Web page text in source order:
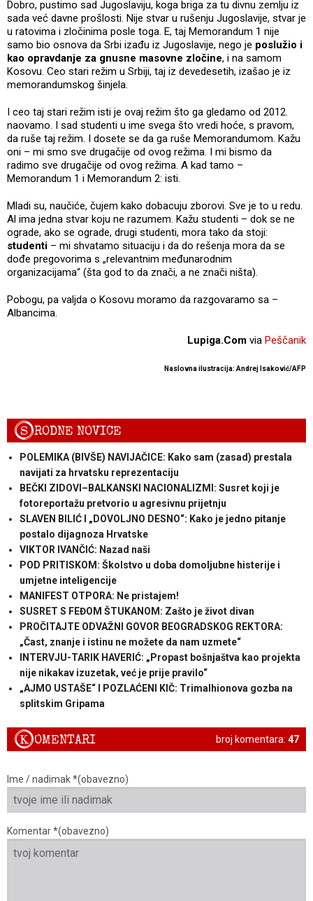
Dobro, pustimo sad Jugoslaviju, koga briga za tu divnu zemlju iz
sada već davne prošlosti. Nije stvar u rušenju Jugoslavije, stvar je
u ratovima i zločinima posle toga. E, taj Memorandum 1 nije
samo bio osnova da Srbi izađu iz Jugoslavije, nego je poslužio i
kao opravdanje za gnusne masovne zločine, i na samom
Kosovu. Ceo stari režim u Srbiji, taj iz devedesetih, izašao je iz
memorandumskog šinjela.
I ceo taj stari režim isti je ovaj režim što ga gledamo od 2012.
naovamo. I sad studenti u ime svega što vredi hoće, s pravom,
da ruše taj režim. I dosete se da ga ruše Memorandumom. Kažu
oni – mi smo sve drugačije od ovog režima. I mi bismo da
radimo sve drugačije od ovog režima. A kad tamo –
Memorandum 1 i Memorandum 2: isti.
Mladi su, naučiće, čujem kako dobacuju zborovi. Sve je to u redu.
Al ima jedna stvar koju ne razumem. Kažu studenti – dok se ne
ograde, ako se ograde, drugi studenti, mora tako da stoji:
studenti – mi shvatamo situaciju i da do rešenja mora da se
dođe pregovorima s „relevantnim međunarodnim
organizacijama“ (šta god to da znači, a ne znači ništa).
Pobogu, pa valjda o Kosovu moramo da razgovaramo sa –
Albancima.
Lupiga.Com via Peščanik
Naslovna ilustracija: Andrej Isaković/AFP
SRODNE NOVICE
POLEMIKA (BIVŠE) NAVIJAČICE: Kako sam (zasad) prestala
navijati za hrvatsku reprezentaciju
BEČKI ZIDOVI–BALKANSKI NACIONALIZMI: Susret koji je
fotoreportažu pretvorio u agresivnu prijetnju
SLAVEN BILIĆ I „DOVOLJNO DESNO“: Kako je jedno pitanje
postalo dijagnoza Hrvatske
VIKTOR IVANČIĆ: Nazad naši
POD PRITISKOM: Školstvo u doba domoljubne histerije i
umjetne inteligencije
MANIFEST OTPORA: Ne pristajem!
SUSRET S FEĐOM ŠTUKANOM: Zašto je život divan
PROČITAJTE ODVAŽNI GOVOR BEOGRADSKOG REKTORA:
„Čast, znanje i istinu ne možete da nam uzmete“
INTERVJU-TARIK HAVERIĆ: „Propast bošnjaštva kao projekta
nije nikakav izuzetak, već je prije pravilo“
„AJMO USTAŠE“ I POZLAĆENI KIČ: Trimalhionova gozba na
splitskim Gripama
broj komentara: 47
KOMENTARI
Ime / nadimak *(obavezno)
Komentar *(obavezno)